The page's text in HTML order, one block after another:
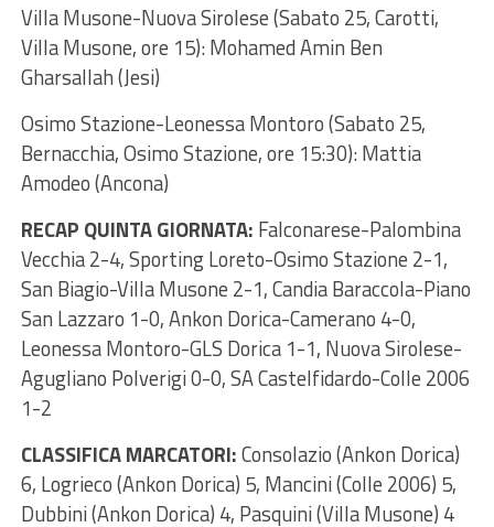
Villa Musone-Nuova Sirolese (Sabato 25, Carotti,
Villa Musone, ore 15): Mohamed Amin Ben
Gharsallah (Jesi)
Osimo Stazione-Leonessa Montoro (Sabato 25,
Bernacchia, Osimo Stazione, ore 15:30): Mattia
Amodeo (Ancona)
RECAP QUINTA GIORNATA: Falconarese-Palombina
Vecchia 2-4, Sporting Loreto-Osimo Stazione 2-1,
San Biagio-Villa Musone 2-1, Candia Baraccola-Piano
San Lazzaro 1-0, Ankon Dorica-Camerano 4-0,
Leonessa Montoro-GLS Dorica 1-1, Nuova Sirolese-
Agugliano Polverigi 0-0, SA Castelfidardo-Colle 2006
1-2
CLASSIFICA MARCATORI:Consolazio (Ankon Dorica)
6, Logrieco (Ankon Dorica) 5, Mancini (Colle 2006) 5,
Dubbini (Ankon Dorica) 4, Pasquini (Villa Musone) 4